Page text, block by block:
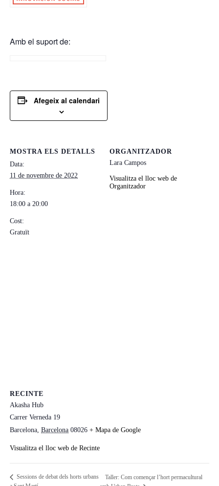
Amb el suport de:
Afegeix al calendari
MOSTRA ELS DETALLS
Data:
11 de novembre de 2022
Hora:
18:00 a 20:00
Cost:
Gratuït
ORGANITZADOR
Lara Campos
Visualitza el lloc web de
Organitzador
RECINTE
Akasha Hub
Carrer Verneda 19
Barcelona Barcelona 08026 + Mapa de Google
Visualitza el lloc web de Recinte
Sessions de debat dels horts urbans
Taller: Com començar l’hort permacultural